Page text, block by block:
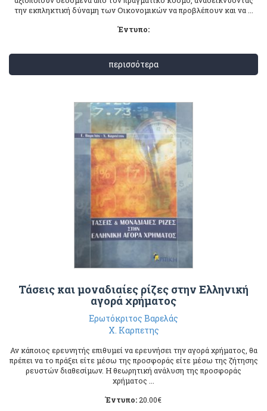
την εκπληκτική δύναμη των Οικονομικών να προβλέπουν και να ...
Έντυπο:
περισσότερα
Τάσεις και μοναδιαίες ρίζες στην Ελληνική
αγορά χρήματος
Ερωτόκριτος Βαρελάς
Χ. Καρπετης
Αν κάποιος ερευνητής επιθυμεί να ερευνήσει την αγορά χρήματος, θα
πρέπει να το πράξει είτε μέσω της προσφοράς είτε μέσω της ζήτησης
ρευστών διαθεσίμων. Η θεωρητική ανάλυση της προσφοράς
χρήματος ...
Έντυπο: 20.00€